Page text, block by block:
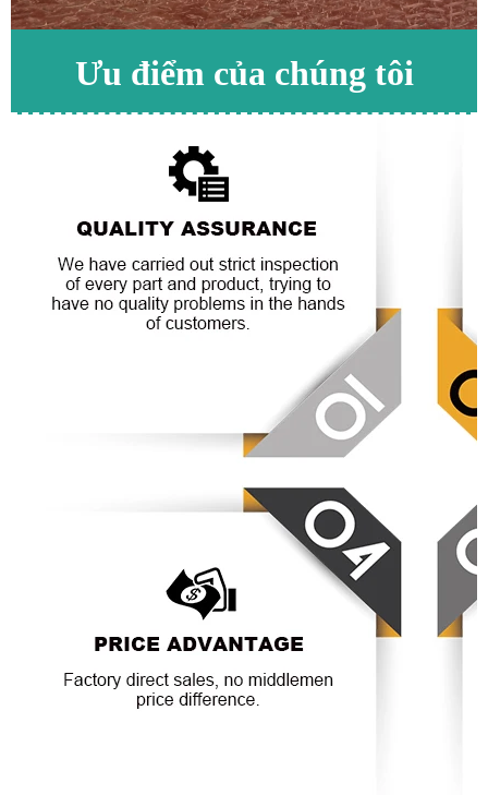
Ưu điểm của chúng tôi